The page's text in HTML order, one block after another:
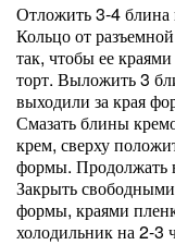
Отложить 3-4 блина
Кольцо от
так, чтобы ее
торт. Выложить 3
выходили за края
Смазать блины
крем, сверху
формы. Продолжать
Закрыть
формы, краями
холодильник на 2-3